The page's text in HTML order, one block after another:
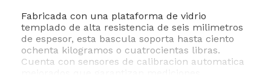
Fabricada con una plataforma de vidrio
templado de alta resistencia de seis milimetros
de espesor, esta bascula soporta hasta ciento
ochenta kilogramos o cuatrocientas libras.
Cuenta con sensores de calibracion automatica